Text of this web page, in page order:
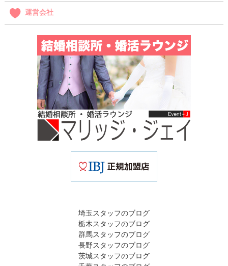
運営会社
埼玉スタッフのブログ
栃木スタッフのブログ
群馬スタッフのブログ
長野スタッフのブログ
茨城スタッフのブログ